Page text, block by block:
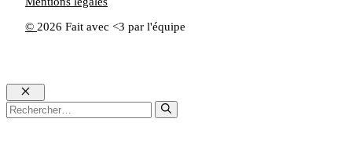
© 2026 Fait avec <3 par l'équipe
Fermer
Rechercher :